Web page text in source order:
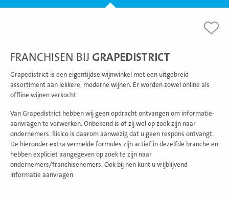
FRANCHISEN BIJ GRAPEDISTRICT
Grapedistrict is een eigentijdse wijnwinkel met een uitgebreid
assortiment aan lekkere, moderne wijnen. Er worden zowel online als
offline wijnen verkocht.
Van Grapedistrict hebben wij geen opdracht ontvangen om informatie-
aanvragen te verwerken. Onbekend is of zij wel op zoek zijn naar
ondernemers. Risico is daarom aanwezig dat u geen respons ontvangt.
De hieronder extra vermelde formules zijn actief in dezelfde branche en
hebben expliciet aangegeven op zoek te zijn naar
ondernemers/franchisenemers. Ook bij hen kunt u vrijblijvend
informatie aanvragen